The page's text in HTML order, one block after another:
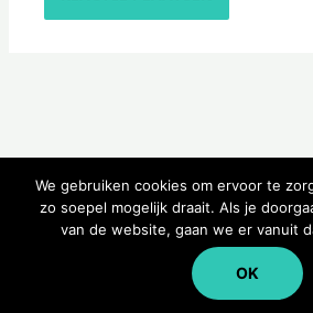
Copyright © 2026
We gebruiken cookies om ervoor te
zo soepel mogelijk draait. Als je
van de website, gaan we er vanuit
OK